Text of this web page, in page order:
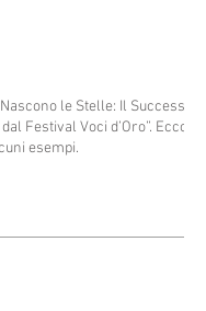
le Stelle: Il Successo
Festival Voci d’Oro”. Ecco
esempi.